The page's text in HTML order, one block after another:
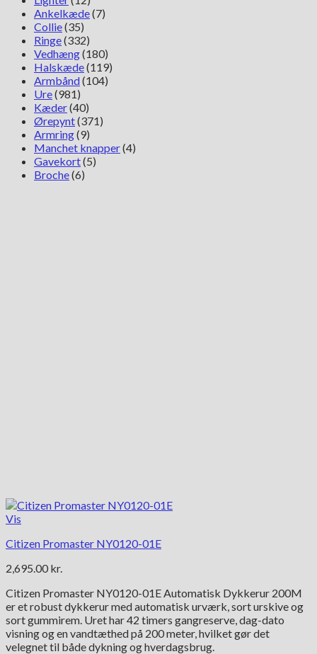
Ankelkæde(7)
Collie(35)
Ringe(332)
Vedhæng(180)
Halskæde(119)
Armbånd(104)
Ure(981)
Kæder(40)
Ørepynt(371)
Armring(9)
Manchet knapper(4)
Gavekort(5)
Broche(6)
Vis
Citizen Promaster NY0120-01E
2,695.00 kr.
Citizen Promaster NY0120-01E Automatisk Dykkerur 200M
er et robust dykkerur med automatisk urværk, sort urskive og
sort gummirem. Uret har 42 timers gangreserve, dag-dato
visning og en vandtæthed på 200 meter, hvilket gør det
velegnet til både dykning og hverdagsbrug.